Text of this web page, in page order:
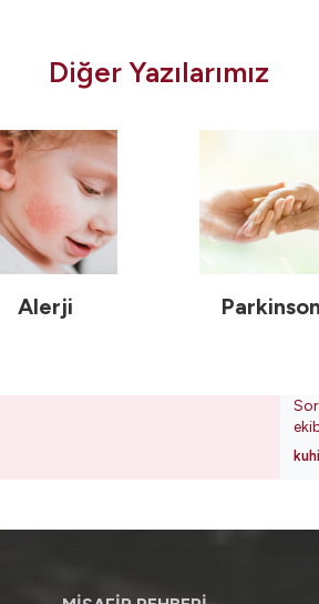
Diğer Yazılarımız
Alerji Parkinson